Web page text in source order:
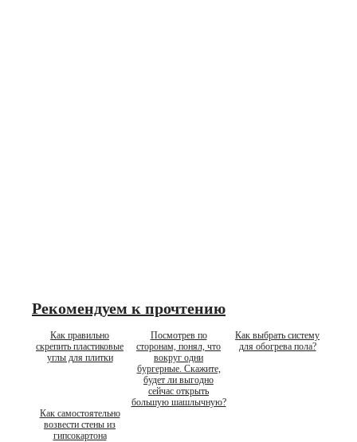
Рекомендуем к прочтению
Как правильно
скрепить пластиковые
углы для плитки
Посмотрев по
сторонам, понял, что
вокруг одни
бургерные. Скажите,
будет ли выгодно
сейчас открыть
большую шашлычную?
Как выбрать систему
для обогрева пола?
Как самостоятельно
возвести стены из
гипсокартона